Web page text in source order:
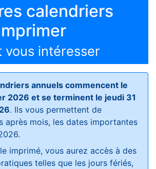
calendriers
vous intéresser
annuels commencent le
2026 et se terminent le jeudi 31
. Ils vous permettent de
après mois, les dates importantes
imprimé, vous aurez accès à des
telles que les jours fériés,